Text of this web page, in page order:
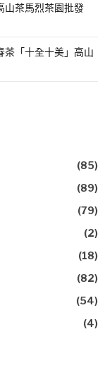
山茶馬烈茶園批發
「十全十美」高山
(85)
(89)
(79)
(2)
(18)
(82)
(54)
(4)